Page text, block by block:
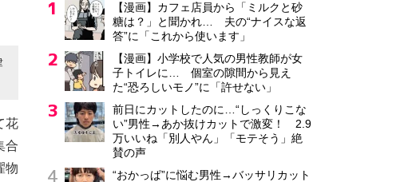
花
合
物
【漫画】カフェ店員から「ミルクと砂
糖は？」と聞かれ… 夫の“ナイスな返
答”に「これから使います」
【漫画】小学校で人気の男性教師が女
子トイレに… 個室の隙間から見え
た“恐ろしいモノ”に「許せない」
前日にカットしたのに…“しっくりこな
い”男性→あか抜けカットで激変！ 2.9
万いいね「別人やん」「モテそう」絶
賛の声
“おかっぱ”に悩む男性→バッサリカット